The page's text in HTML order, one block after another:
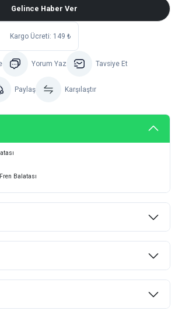
Gelince Haber Ver
Kargo Ücreti: 149 ₺
Yorum Yaz Tavsiye Et
Paylaş Karşılaştır
Balatası